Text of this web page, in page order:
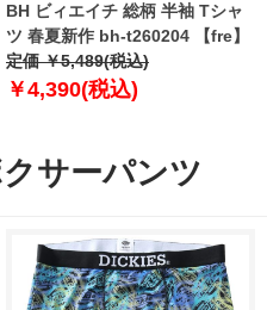
BH ビィエイチ 総柄 半袖 Tシャ
ツ 春夏新作 bh-t260204 【fre】
定価 ￥5,489(税込)
￥4,390(税込)
サーパンツ